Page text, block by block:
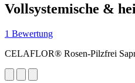
Vollsystemische &
1 Bewertung
CELAFLOR® Rosen-Pilzfrei